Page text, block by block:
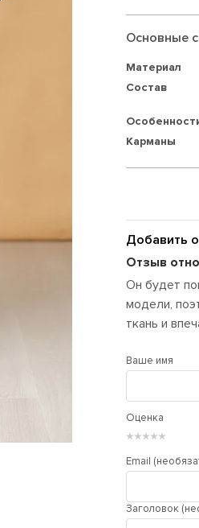
Основные
Материал
Состав
Карманы
Добавить
Отзыв
Он будет
модели,
ткань и
Ваше имя
Оценка
★
★
★
★
★
Email
Заголовок